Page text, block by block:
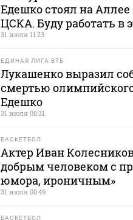
Едешко стоял на
ЦСКА. Буду работать в
31 июля 11:23
ЕДИНАЯ ЛИГА ВТБ
Лукашенко выразил
смертью
Едешко
31 июля 08:31
БАСКЕТБОЛ
Актер Иван
добрым человеком с
юмора, ироничным»
31 июля 00:49
БАСКЕТБОЛ